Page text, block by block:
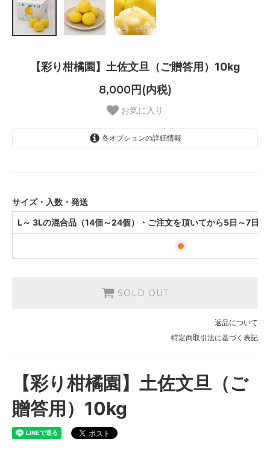
【彩り柑橘園】土佐文旦（ご贈答用）10kg
8,000円(内税)
お気に入り
各オプションの詳細情報
サイズ・入数・発送
L～ 3Lの混合品（14個～24個）・ご注文を頂いてから5日～7日
SOLD OUT
返品について
特定商取引法に基づく表記
【彩り柑橘園】土佐文旦（ご
贈答用）10kg